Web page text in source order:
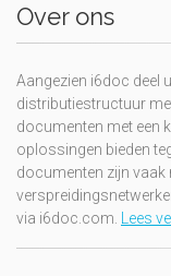
Over ons
Aangezien i6doc deel
distributiestructuur
documenten met een
oplossingen bieden
documenten zijn vaak
via i6doc.com. Lees